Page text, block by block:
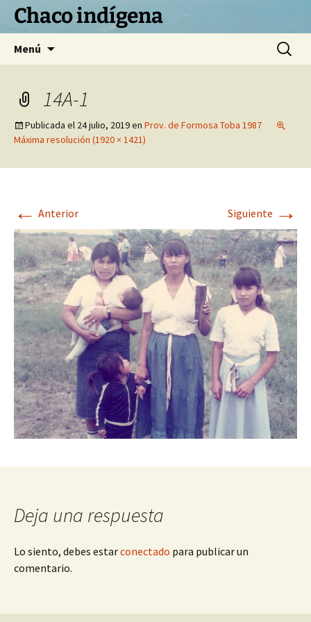
Chaco indígena
Menú Buscar:
14A-1
Publicada el 24 julio, 2019en Prov. de Formosa Toba 1987
Máxima resolución (1920 × 1421)
← Anterior Siguiente →
Deja una respuesta
Lo siento, debes estarconectado para publicar un
comentario.